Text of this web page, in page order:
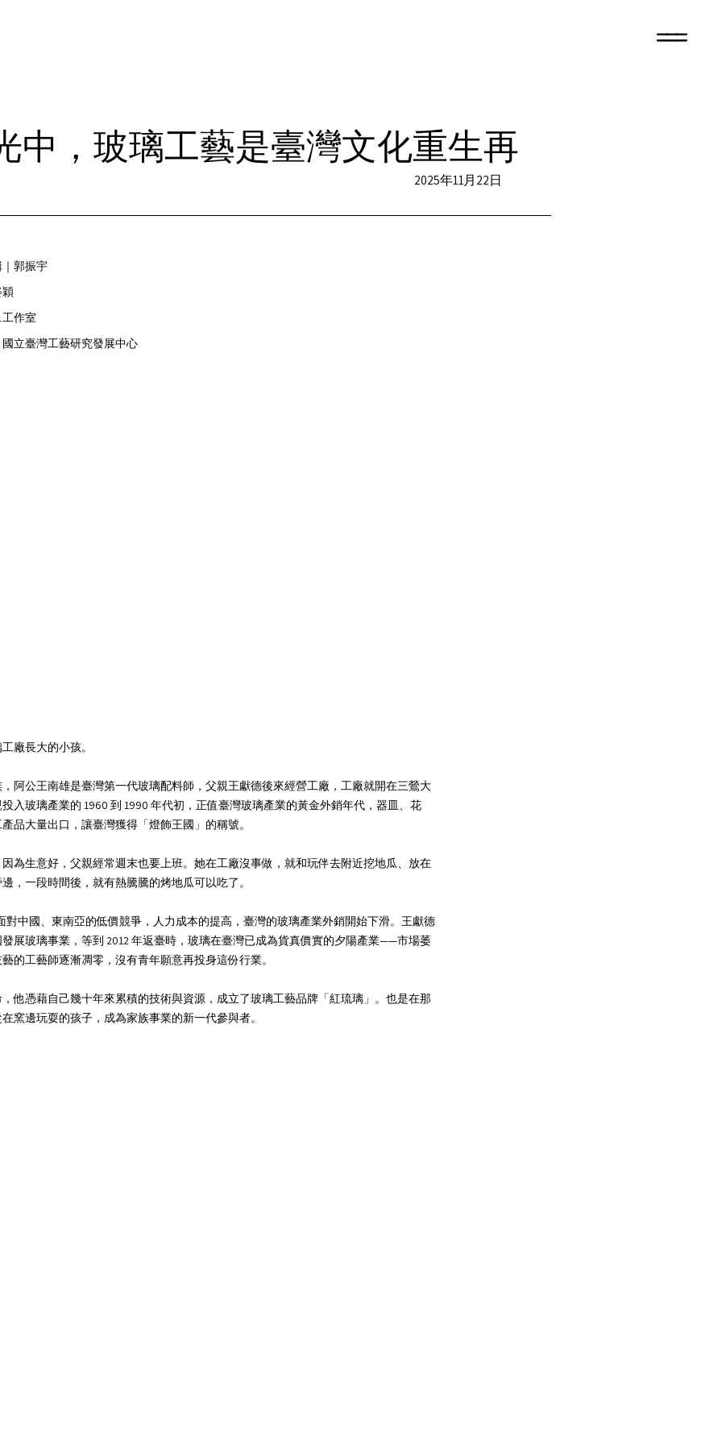
中，玻璃工藝是臺灣文化重生再
2025年11月22日
郭振宇
作室
立臺灣工藝研究發展中心
廠長大的小孩。
阿公王南雄是臺灣第一代玻璃配料師，父親王獻德後來經營工廠，工廠就開在三鶯大
入玻璃產業的 1960 到 1990 年代初，正值臺灣玻璃產業的黃金外銷年代，器皿、花
品大量出口，讓臺灣獲得「燈飾王國」的稱號。
為生意好，父親經常週末也要上班。她在工廠沒事做，就和玩伴去附近挖地瓜、放在
，一段時間後，就有熱騰騰的烤地瓜可以吃了。
對中國、東南亞的低價競爭，人力成本的提高，臺灣的玻璃產業外銷開始下滑。王獻德
展玻璃事業，等到 2012 年返臺時，玻璃在臺灣已成為貨真價實的夕陽產業——市場萎
的工藝師逐漸凋零，沒有青年願意再投身這份行業。
他憑藉自己幾十年來累積的技術與資源，成立了玻璃工藝品牌「紅琉璃」。也是在那
窯邊玩耍的孩子，成為家族事業的新一代參與者。